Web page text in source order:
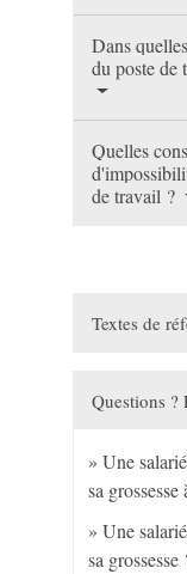
Dans
du poste de
Quelles
de travail ?
Textes de
Questions ?
Une
sa
Une
sa grossesse